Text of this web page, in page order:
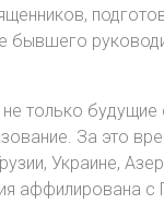
будущие
За это
Украине,
аффилирована